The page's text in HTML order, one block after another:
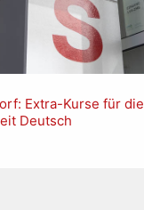
Extra-Kurse für die
Deutsch